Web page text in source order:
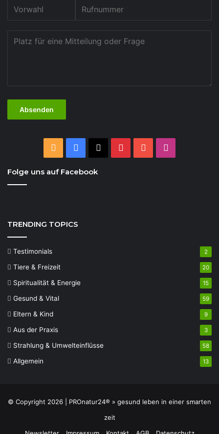
Facebook PinterestYouTube
Folge uns auf Facebook
TRENDING TOPICS
Testimonials 2
Tiere & Freizeit 20
Spiritualität & Energie 15
Gesund & Vital 59
Eltern & Kind 9
Aus der Praxis 3
Strahlung & Umwelteinflüsse 58
Allgemein 13
© Copyright 2026 | PROnatur24® » gesund leben in einer smarten
zeit